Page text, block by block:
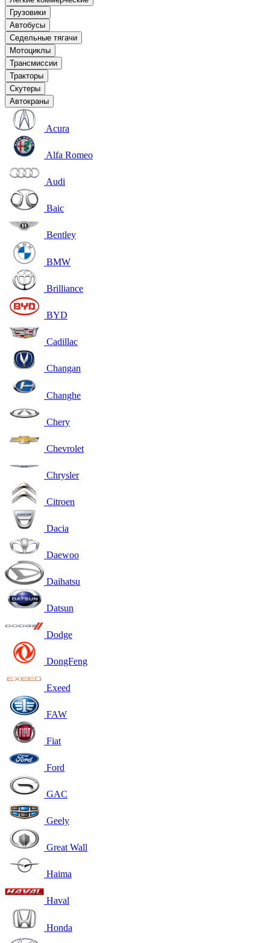
Грузовики
Автобусы
Седельные тягачи
Мотоциклы
Трансмиссии
Тракторы
Скутеры
Автокраны
Acura
Alfa Romeo
Audi
Baic
Bentley
BMW
Brilliance
BYD
Cadillac
Changan
Changhe
Chery
Chevrolet
Chrysler
Citroen
Dacia
Daewoo
Daihatsu
Datsun
Dodge
DongFeng
Exeed
FAW
Fiat
Ford
GAC
Geely
Great Wall
Haima
Haval
Honda